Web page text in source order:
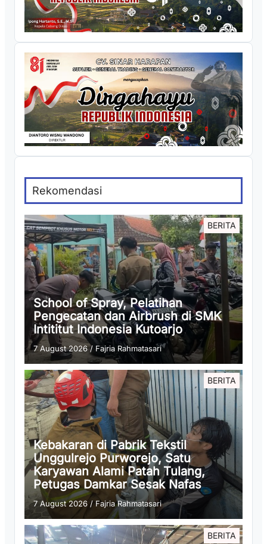
Rekomendasi
BERITA
School of Spray, Pelatihan
Pengecatan dan Airbrush di SMK
Intititut Indonesia Kutoarjo
7 August 2026/ Fajria Rahmatasari
BERITA
Kebakaran di Pabrik Tekstil
Unggulrejo Purworejo, Satu
Karyawan Alami Patah Tulang,
Petugas Damkar Sesak Nafas
7 August 2026 /Fajria Rahmatasari
BERITA